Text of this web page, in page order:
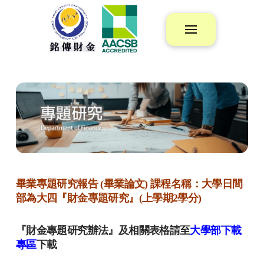
畢業專題研究報告 (畢業論文) 課程名稱：大學日間
部為大四『財金專題研究』(上學期2學分)
『財金專題研究辦法』及相關表格請至大學部下載
專區下載